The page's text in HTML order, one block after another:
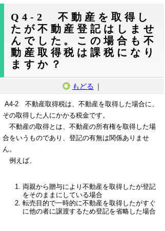
Q4-2 不動産を取得し
たが不動産登記はしませ
んでした。この場合も不
動産取得税は課税になり
ますか？
もどる ｜
A4-2 不動産取得税は、不動産を取得した場合に、
その取得した人にかかる税金です。
不動産の取得とは、不動産の所有権を取得した場
合をいうものであり、登記の有無は関係ありませ
ん。
例えば、
両親から贈与により不動産を取得したが登記
をそのままにしている場合
転売目的で一時的に不動産を取得したがすぐ
に他の者に譲渡するため登記を省略した場合